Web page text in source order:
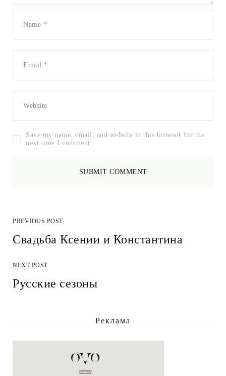
Save my name, email, and website in this browser for the
next time I comment.
PREVIOUS POST
Свадьба Ксении и Константина
NEXT POST
Русские сезоны
Реклама